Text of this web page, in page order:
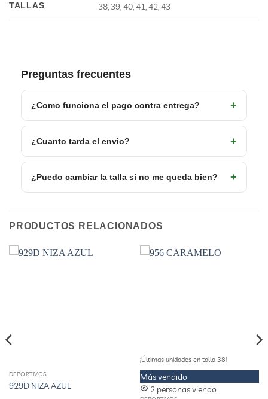
TALLAS 38, 39, 40, 41, 42, 43
Preguntas frecuentes
¿Como funciona el pago contra entrega?
¿Cuanto tarda el envio?
¿Puedo cambiar la talla si no me queda bien?
PRODUCTOS RELACIONADOS
DEPORTIVOS
929D NIZA AZUL
Este
producto
Más vendido
¡Últimas unidades en talla 38!
2 personas viendo
Este
producto